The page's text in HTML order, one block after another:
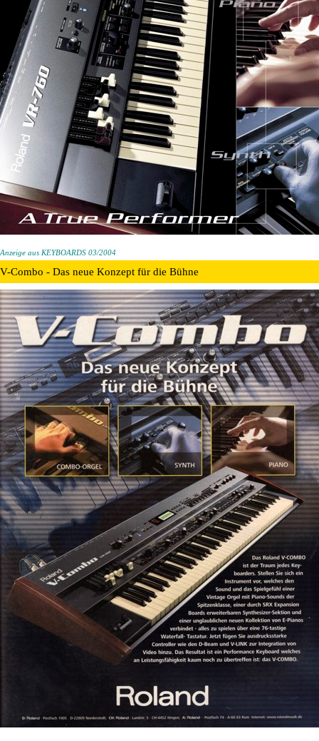
Anzeige aus KEYBOARDS 03/2004
V-Combo - Das neue Konzept für die Bühne